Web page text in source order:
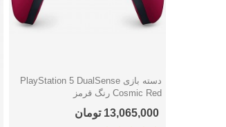
دوست داشتن
دسته بازی PlayStation 5 DualSense
Cosmic Red رنگ قرمز
13,065,000 تومان